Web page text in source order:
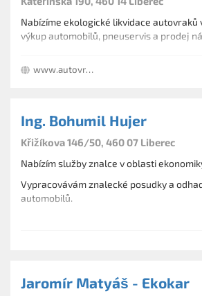
Nabízíme ekologické likvidace autovraků
výkup automobilů, pneuservis a prodej
www.autovrakoviste-liberec.cz
Ing. Bohumil Hujer
Křižíkova 146/50, 460 07 Liberec
Nabízím služby znalce v oblasti
Vypracovávám znalecké posudky a
automobilů.
Jaromír Matyáš - Ekokar